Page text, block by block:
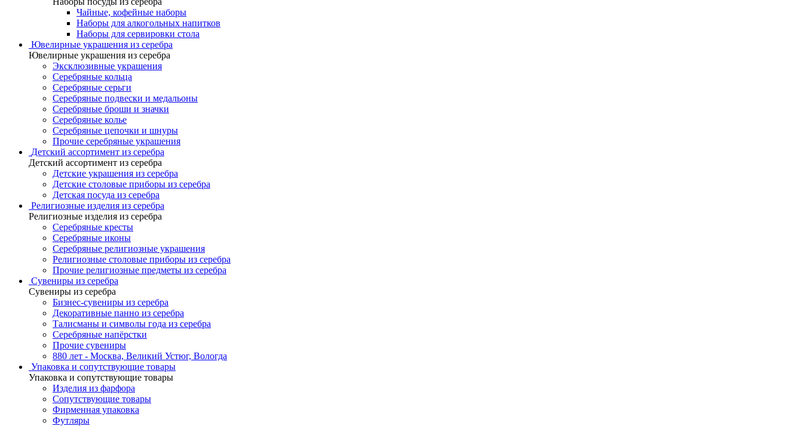
Чайные, кофейные наборы
Наборы для алкогольных напитков
Наборы для сервировки стола
Ювелирные украшения из серебра
Ювелирные украшения из серебра
Эксклюзивные украшения
Серебряные кольца
Серебряные серьги
Серебряные подвески и медальоны
Серебряные броши и значки
Серебряные колье
Серебряные цепочки и шнуры
Прочие серебряные украшения
Детский ассортимент из серебра
Детский ассортимент из серебра
Детские украшения из серебра
Детские столовые приборы из серебра
Детская посуда из серебра
Религиозные изделия из серебра
Религиозные изделия из серебра
Серебряные кресты
Серебряные иконы
Серебряные религиозные украшения
Религиозные столовые приборы из серебра
Прочие религиозные предметы из серебра
Сувениры из серебра
Сувениры из серебра
Бизнес-сувениры из серебра
Декоративные панно из серебра
Талисманы и символы года из серебра
Серебряные напёрстки
Прочие сувениры
880 лет - Москва, Великий Устюг, Вологда
Упаковка и сопутствующие товары
Упаковка и сопутствующие товары
Изделия из фарфора
Сопутствующие товары
Фирменная упаковка
Футляры